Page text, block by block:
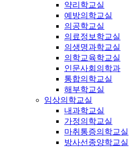
약리학교실
예방의학교실
의공학교실
의료정보학교실
의생명과학교실
의학교육학교실
인문사회의학과
통합의학교실
해부학교실
임상의학교실
내과학교실
가정의학교실
마취통증의학교실
방사선종양학교실